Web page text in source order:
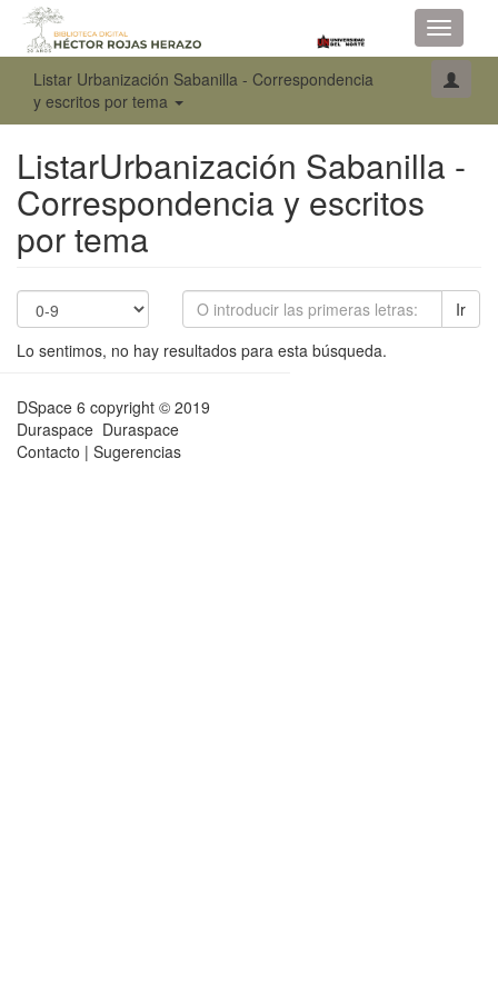
Toggle
Listar Urbanización Sabanilla - Correspondencia
y escritos por tema
ListarUrbanización Sabanilla -
Correspondencia y escritos
por tema
Ir
Lo sentimos, no hay resultados para esta búsqueda.
DSpace 6 copyright © 2019
Duraspace Duraspace
Contacto | Sugerencias